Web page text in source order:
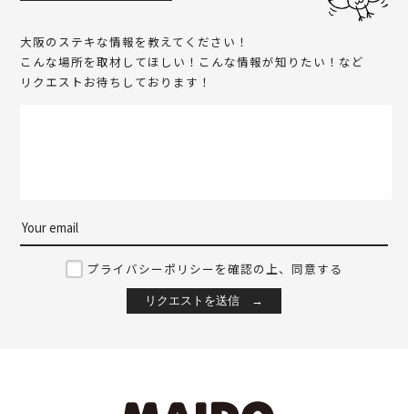
大阪のステキな情報を教えてください！
こんな場所を取材してほしい！こんな情報が知りたい！など
リクエストお待ちしております！
プライバシーポリシーを確認の上、同意する